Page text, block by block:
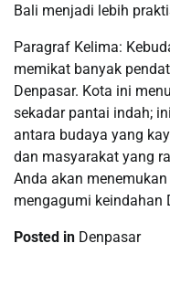
Bali menjadi lebih
Paragraf Kelima:
memikat banyak
Denpasar. Kota ini
sekadar pantai indah;
antara budaya yang
dan masyarakat yang
Anda akan
mengagumi keindahan
Posted in Denpasar